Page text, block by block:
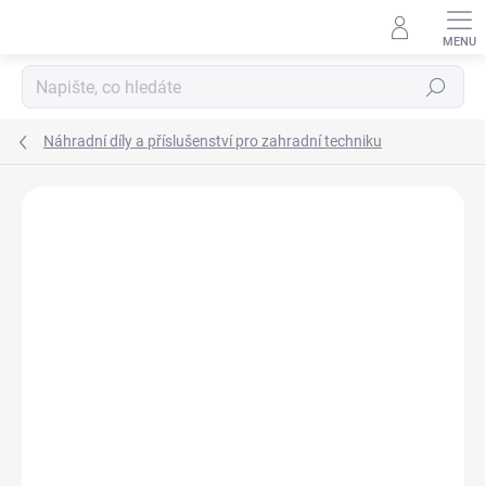
Hledat
Náhradní díly a příslušenství pro zahradní techniku